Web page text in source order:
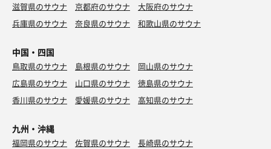
滋賀県のサウナ 京都府のサウナ
大阪府のサウナ
兵庫県のサウナ
奈良県のサウナ 和歌山県のサウナ
中国・四国
鳥取県のサウナ 島根県のサウナ
岡山県のサウナ
広島県のサウナ
山口県のサウナ
徳島県のサウナ
香川県のサウナ
愛媛県のサウナ 高知県のサウナ
九州・沖縄
福岡県のサウナ 佐賀県のサウナ
長崎県のサウナ